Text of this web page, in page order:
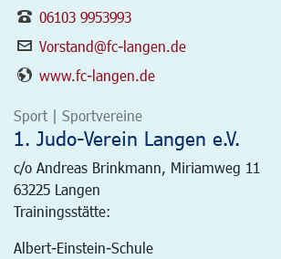
06103 9953993
Vorstand@fc-langen.de
www.fc-langen.de
Sport | Sportvereine
1. Judo-Verein Langen e.V.
c/o Andreas Brinkmann, Miriamweg 11
63225 Langen
Trainingsstätte:
Albert-Einstein-Schule